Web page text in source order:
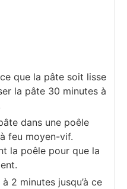
que la pâte soit lisse
la pâte 30 minutes à
dans une poêle
feu moyen-vif.
la poêle pour que la
2 minutes jusqu’à ce